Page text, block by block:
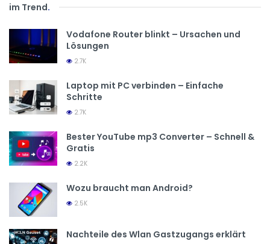
im Trend.
Vodafone Router blinkt – Ursachen und
Lösungen
2.7K
Laptop mit PC verbinden – Einfache
Schritte
2.7K
Bester YouTube mp3 Converter – Schnell &
Gratis
2.2K
Wozu braucht man Android?
2.5K
Nachteile des Wlan Gastzugangs erklärt